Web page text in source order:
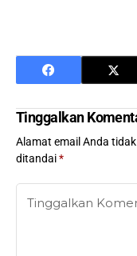
Tinggalkan
Alamat email Anda
ditandai*